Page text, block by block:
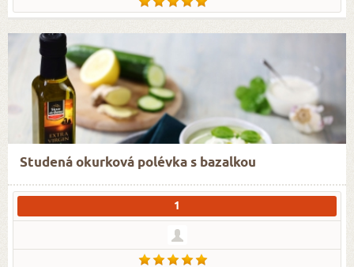
Studená okurková polévka s bazalkou
1